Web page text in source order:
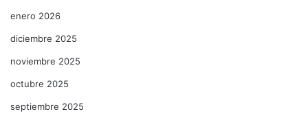
enero 2026
diciembre 2025
noviembre 2025
octubre 2025
septiembre 2025